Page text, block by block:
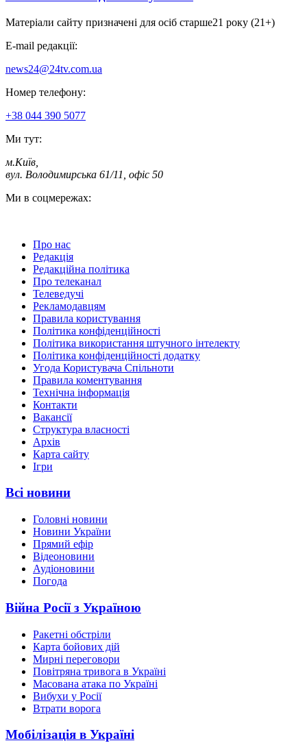
Матеріали сайту призначені для осіб старше21 року (21+)
E-mail редакції:
news24@24tv.com.ua
Номер телефону:
+38 044 390 5077
Ми тут:
м.Київ
вул. Володимирська 61/11, офіс 50
Ми в соцмережах:
Про нас
Редакція
Редакційна політика
Про телеканал
Телеведучі
Рекламодавцям
Правила користування
Політика конфіденційності
Політика використання штучного інтелекту
Політика конфіденційності додатку
Угода Користувача Спільноти
Правила коментування
Технічна інформація
Контакти
Вакансії
Структура власності
Архів
Карта сайту
Ігри
Всі новини
Головні новини
Новини України
Прямий ефір
Відеоновини
Аудіоновини
Погода
Війна Росії з Україною
Ракетні обстріли
Карта бойових дій
Мирні переговори
Повітряна тривога в Україні
Масована атака по Україні
Вибухи у Росії
Втрати ворога
Мобілізація в Україні